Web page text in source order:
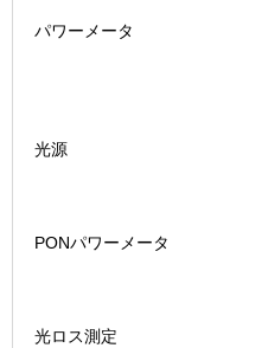
パワーメータ
光源
PONパワーメータ
光ロス測定